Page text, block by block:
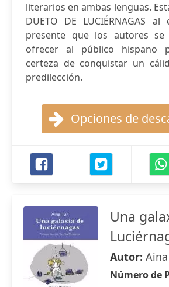
literarios en ambas lenguas.
DUETO DE LUCIÉRNAGAS
presente que los autores se
ofrecer al público hispano
certeza de conquistar un
predilección.
Opciones de
Una
Autor:
Número de